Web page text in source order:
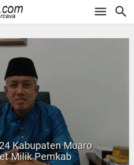
Kabupaten Muaro
Milik Pemkab